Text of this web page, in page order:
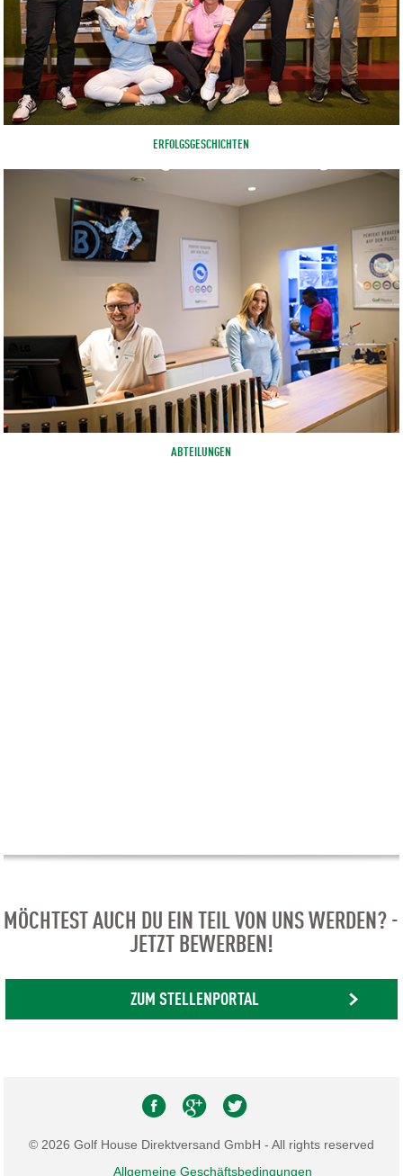
ERFOLGSGESCHICHTEN
ABTEILUNGEN
MÖCHTEST AUCH DU EIN TEIL VON UNS WERDEN? -
JETZT BEWERBEN!
ZUM STELLENPORTAL
© 2026 Golf House Direktversand GmbH - All rights reserved
Allgemeine Geschäftsbedingungen